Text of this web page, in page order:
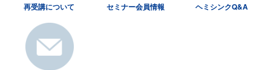
再受講について セミナー会員情報 ヘミシンクQ&A